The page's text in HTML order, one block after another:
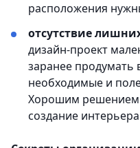
расположения
отсутствие
дизайн-проект
заранее продумать
необходимые и
Хорошим решением
создание